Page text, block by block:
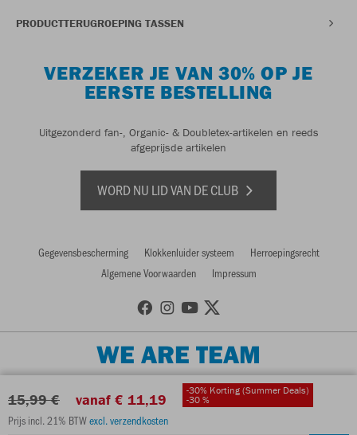
15,99 € vanaf € 11,19
-30% Korting (Summer Deals)
-30 %
Prijs incl. 21% BTWexcl. verzendkosten
PRODUCTTERUGROEPING TASSEN
VERZEKER JE VAN 30% OP JE
EERSTE BESTELLING
Uitgezonderd fan-, Organic- & Doubletex-artikelen en reeds
afgeprijsde artikelen
WORD NU LID VAN DE CLUB
Gegevensbescherming Klokkenluider systeem
Herroepingsrecht
Algemene Voorwaarden
Impressum
WE ARE TEAM